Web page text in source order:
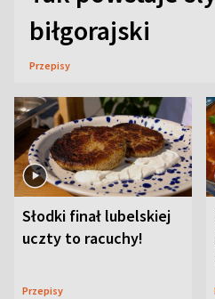
biłgorajski
Przepisy
Słodki finał lubelskiej
uczty to racuchy!
Przepisy